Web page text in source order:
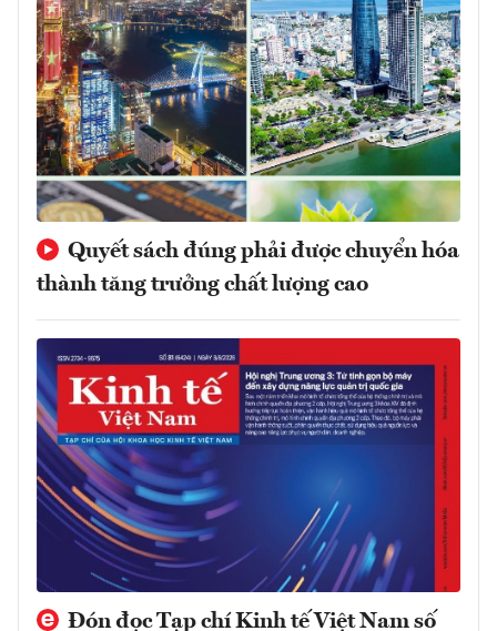
Quyết sách đúng phải được chuyển hóa
thành tăng trưởng chất lượng cao
Đón đọc Tạp chí Kinh tế Việt Nam số